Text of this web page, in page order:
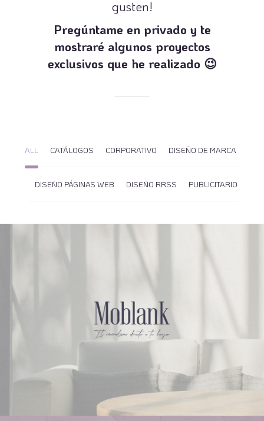
gusten!
Pregúntame en privado y te
mostraré algunos proyectos
exclusivos que he realizado 😉
ALL CATÁLOGOS CORPORATIVO DISEÑO DE MARCA
DISEÑO PÁGINAS WEB DISEÑO RRSS PUBLICITARIO
DISEÑO DE MARCA